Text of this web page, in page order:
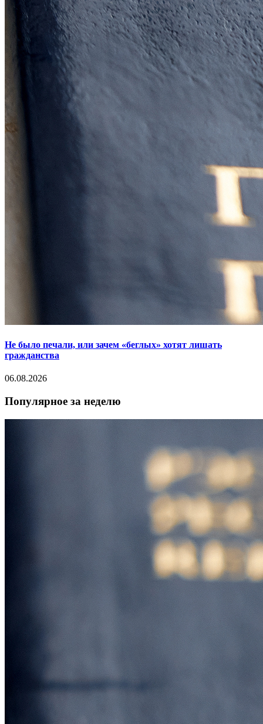
Не было печали, или зачем «беглых» хотят лишать
гражданства
06.08.2026
Популярное за неделю